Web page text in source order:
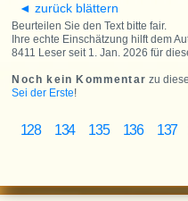
◄ zurück blättern
Beurteilen Sie den Text bitte fair.
Ihre echte Einschätzung hilft dem
8411 Leser seit 1. Jan. 2026 für
Noch kein Kommentar zu
Sei der Erste!
128 134 135 136 137